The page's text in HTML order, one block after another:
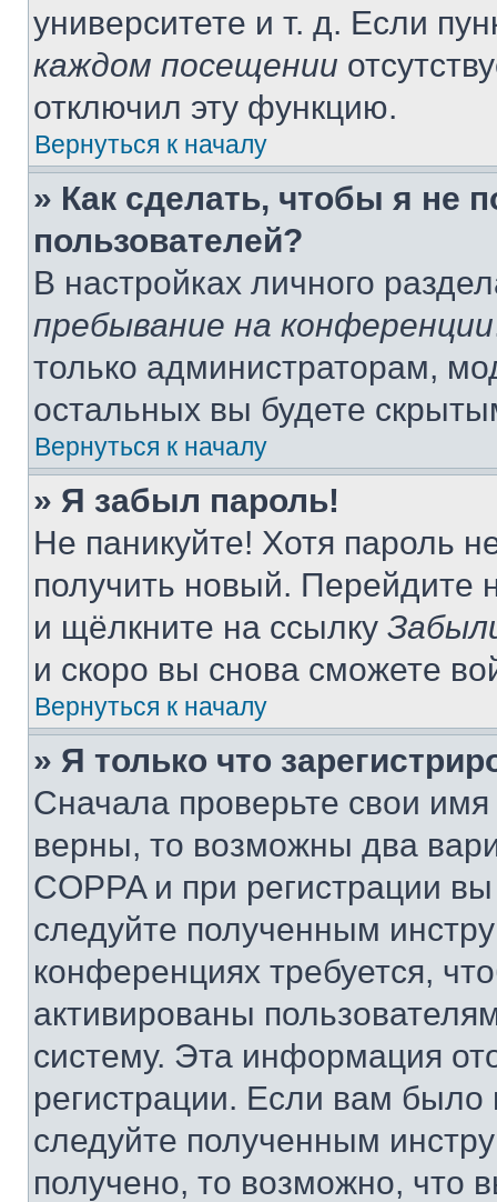
университете и т. д. Если
каждом посещении
отключил эту функцию.
Вернуться к началу
» Как сделать, чтобы я не
пользователей?
В настройках личного
пребывание на конференции
только администраторам,
остальных вы будете
Вернуться к началу
» Я забыл пароль!
Не паникуйте! Хотя пароль
получить новый. Перейдите
и щёлкните на ссылку
и скоро вы снова сможете
Вернуться к началу
» Я только что
Сначала проверьте свои
верны, то возможны два
COPPA и при регистрации
следуйте полученным
конференциях требуется,
активированы
систему. Эта информация
регистрации. Если вам
следуйте полученным
получено, то возможно, что